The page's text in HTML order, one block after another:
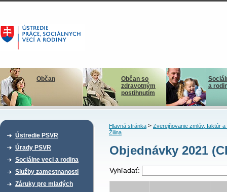
Občan
Občan so
zdravotným
postihnutím
a
Ústredie PSVR
Úrady PSVR
Sociálne veci a rodina
Služby zamestnanosti
Záruky pre mladých
Hlavná stránka> Zverejňovanie zmlúv, faktúr a
Žilina
Objednávky 2021
Vyhľadať: